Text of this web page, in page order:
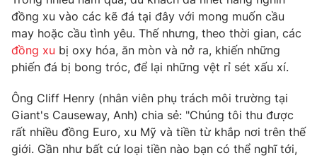
Thị trường
Tư vấn
Lịch phát sóng
Chuyên mục khác
Emagazine Podcast
Photo Infographic
đồng xu vào các kẽ đá tại đây với mong muốn cầu
may hoặc cầu tình yêu. Thế nhưng, theo thời gian, các
đồng xu bị oxy hóa, ăn mòn và nở ra, khiến những
phiến đá bị bong tróc, để lại những vệt rỉ sét xấu xí.
Ông Cliff Henry (nhân viên phụ trách môi trường tại
Giant's Causeway, Anh) chia sẻ: "Chúng tôi thu được
rất nhiều đồng Euro, xu Mỹ và tiền từ khắp nơi trên thế
giới. Gần như bất cứ loại tiền nào bạn có thể nghĩ tới,